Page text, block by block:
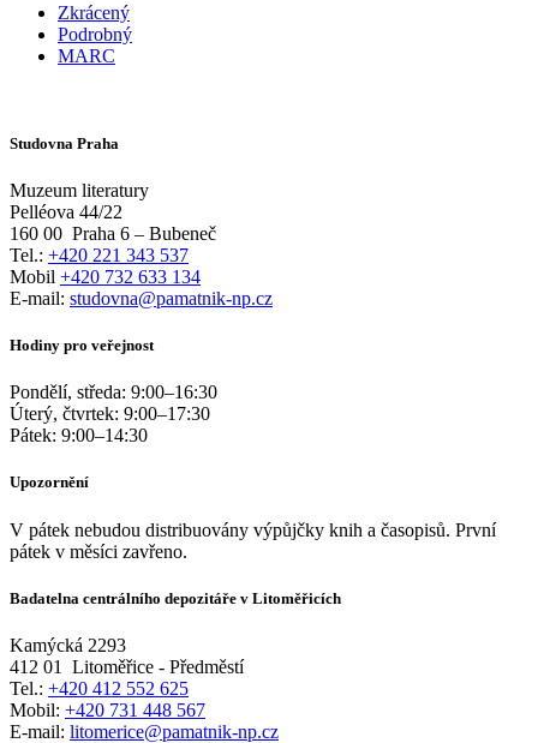
Zkrácený
Podrobný
MARC
Studovna Praha
Muzeum literatury
Pelléova 44/22
160 00 Praha 6 – Bubeneč
Tel.: +420 221 343 537
Mobil +420 732 633 134
E-mail: studovna@pamatnik-np.cz
Hodiny pro veřejnost
Pondělí, středa: 9:00–16:30
Úterý, čtvrtek: 9:00–17:30
Pátek: 9:00–14:30
Upozornění
V pátek nebudou distribuovány výpůjčky knih a časopisů. První
pátek v měsíci zavřeno.
Badatelna centrálního depozitáře v Litoměřicích
Kamýcká 2293
412 01
Litoměřice - Předměstí
Tel.: +420 412 552 625
Mobil: +420 731 448 567
E-mail: litomerice@pamatnik-np.cz